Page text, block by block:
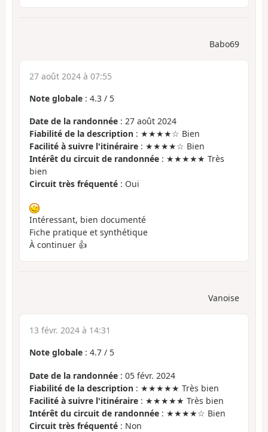
Babo69
27 août 2024 à 07:55
Note globale : 4.3 / 5
Date de la randonnée : 27 août 2024
Fiabilité de la description : ★★★★☆ Bien
Facilité à suivre l'itinéraire : ★★★★☆ Bien
Intérêt du circuit de randonnée : ★★★★★ Très
bien
Circuit très fréquenté : Oui
Intéressant, bien documenté
Fiche pratique et synthétique
À continuer 👍
Vanoise
13 févr. 2024 à 14:31
Note globale : 4.7 / 5
Date de la randonnée : 05 févr. 2024
Fiabilité de la description : ★★★★★ Très bien
Facilité à suivre l'itinéraire : ★★★★★ Très bien
Intérêt du circuit de randonnée : ★★★★☆ Bien
Circuit très fréquenté : Non